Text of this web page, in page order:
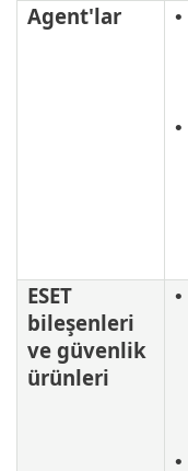
Agent'lar
•
•
ESET
bileşenleri
ve güvenlik
ürünleri
•
•